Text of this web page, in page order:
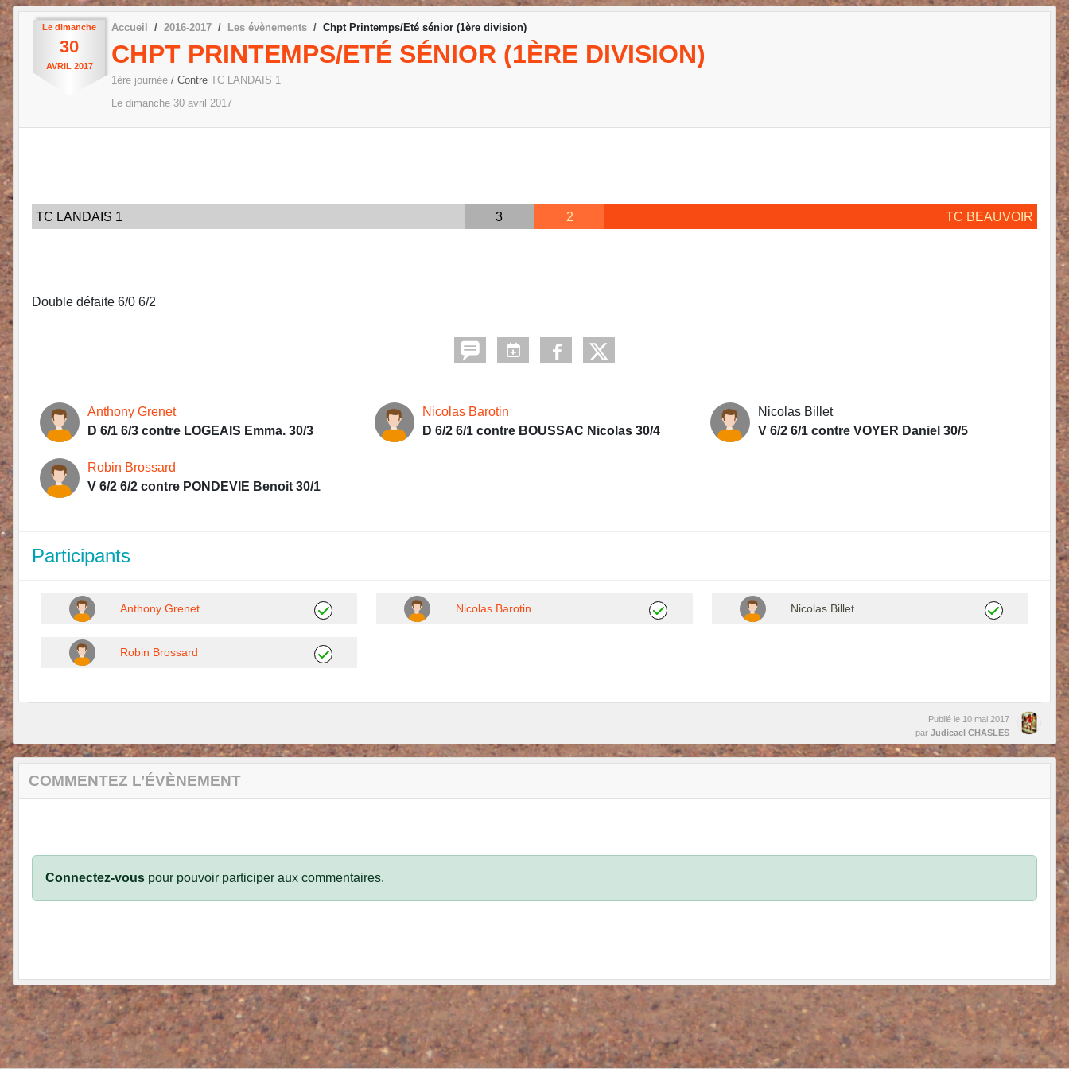
Le dimanche
30
AVRIL 2017
Accueil 2016-2017 Les évènements Chpt Printemps/Eté sénior (1ère division)
CHPT PRINTEMPS/ETÉ SÉNIOR (1ÈRE DIVISION)
1ère journée / Contre TC LANDAIS 1
Le dimanche 30 avril 2017
TC LANDAIS 1 3 2 TC BEAUVOIR
Double défaite 6/0 6/2
Anthony Grenet
D 6/1 6/3 contre LOGEAIS Emma. 30/3
Nicolas Barotin
D 6/2 6/1 contre BOUSSAC Nicolas 30/4
Nicolas Billet
V 6/2 6/1 contre VOYER Daniel 30/5
Robin Brossard
V 6/2 6/2 contre PONDEVIE Benoit 30/1
Participants
Anthony Grenet Nicolas Barotin Nicolas Billet
Robin Brossard
Publié le 10 mai 2017
par Judicael CHASLES
COMMENTEZ L’ÉVÈNEMENT
Connectez-vous pour pouvoir participer aux commentaires.